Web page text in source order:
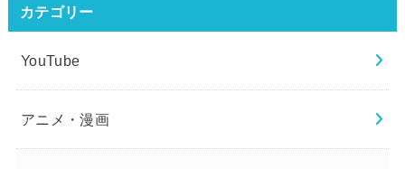
カテゴリー
YouTube
アニメ・漫画